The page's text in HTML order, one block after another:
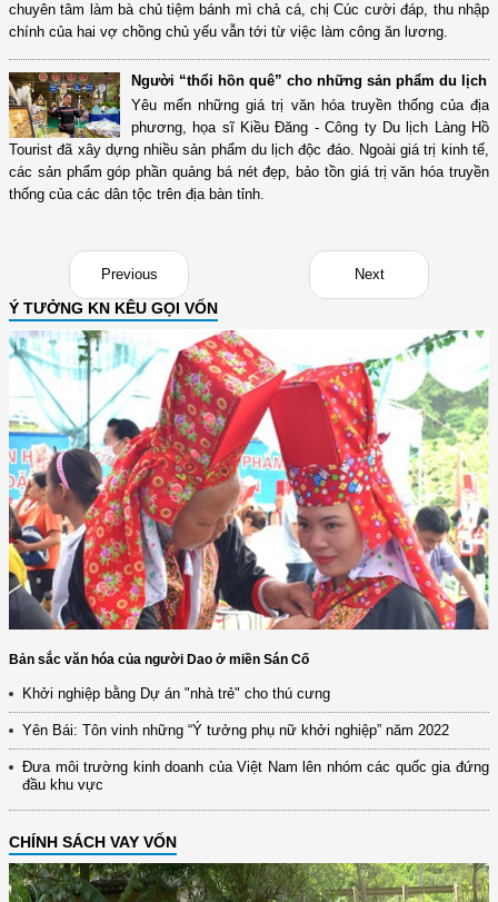
chuyên tâm làm bà chủ tiệm bánh mì chả cá, chị Cúc cười đáp, thu nhập
chính của hai vợ chồng chủ yếu vẫn tới từ việc làm công ăn lương.
Người “thổi hồn quê” cho những sản phẩm du lịch
Yêu mến những giá trị văn hóa truyền thống của địa
phương, họa sĩ Kiều Đăng - Công ty Du lịch Làng Hồ
Tourist đã xây dựng nhiều sản phẩm du lịch độc đáo. Ngoài giá trị kinh tế,
các sản phẩm góp phần quảng bá nét đẹp, bảo tồn giá trị văn hóa truyền
thống của các dân tộc trên địa bàn tỉnh.
Previous Next
Ý TƯỞNG KN KÊU GỌI VỐN
Bản sắc văn hóa của người Dao ở miền Sán Cố
Khởi nghiệp bằng Dự án "nhà trẻ" cho thú cưng
Yên Bái: Tôn vinh những “Ý tưởng phụ nữ khởi nghiệp” năm 2022
Đưa môi trường kinh doanh của Việt Nam lên nhóm các quốc gia đứng
đầu khu vực
CHÍNH SÁCH VAY VỐN